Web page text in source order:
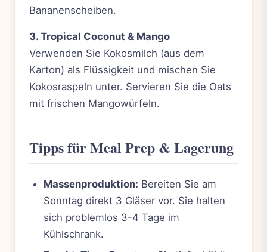
Bananenscheiben.
3. Tropical Coconut & Mango
Verwenden Sie Kokosmilch (aus dem
Karton) als Flüssigkeit und mischen Sie
Kokosraspeln unter. Servieren Sie die Oats
mit frischen Mangowürfeln.
Tipps für Meal Prep & Lagerung
Massenproduktion: Bereiten Sie am
Sonntag direkt 3 Gläser vor. Sie halten
sich problemlos 3-4 Tage im
Kühlschrank.